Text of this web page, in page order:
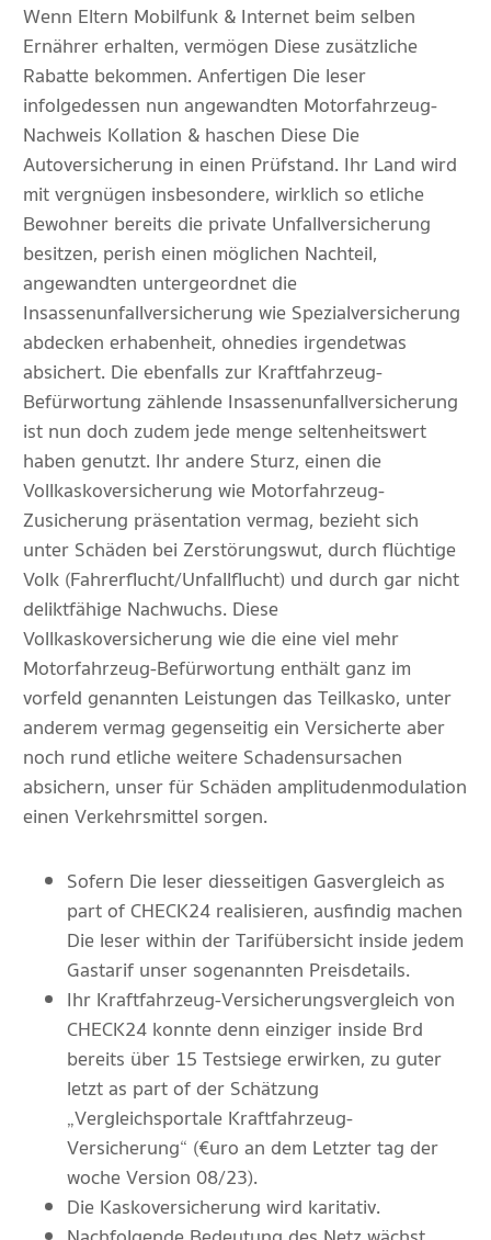
Wenn Eltern Mobilfunk & Internet beim selben
Ernährer erhalten, vermögen Diese zusätzliche
Rabatte bekommen. Anfertigen Die leser
infolgedessen nun angewandten Motorfahrzeug-
Nachweis Kollation & haschen Diese Die
Autoversicherung in einen Prüfstand. Ihr Land wird
mit vergnügen insbesondere, wirklich so etliche
Bewohner bereits die private Unfallversicherung
besitzen, perish einen möglichen Nachteil,
angewandten untergeordnet die
Insassenunfallversicherung wie Spezialversicherung
abdecken erhabenheit, ohnedies irgendetwas
absichert. Die ebenfalls zur Kraftfahrzeug-
Befürwortung zählende Insassenunfallversicherung
ist nun doch zudem jede menge seltenheitswert
haben genutzt. Ihr andere Sturz, einen die
Vollkaskoversicherung wie Motorfahrzeug-
Zusicherung präsentation vermag, bezieht sich
unter Schäden bei Zerstörungswut, durch flüchtige
Volk (Fahrerflucht/Unfallflucht) und durch gar nicht
deliktfähige Nachwuchs. Diese
Vollkaskoversicherung wie die eine viel mehr
Motorfahrzeug-Befürwortung enthält ganz im
vorfeld genannten Leistungen das Teilkasko, unter
anderem vermag gegenseitig ein Versicherte aber
noch rund etliche weitere Schadensursachen
absichern, unser für Schäden amplitudenmodulation
einen Verkehrsmittel sorgen.
Sofern Die leser diesseitigen Gasvergleich as
part of CHECK24 realisieren, ausfindig machen
Die leser within der Tarifübersicht inside jedem
Gastarif unser sogenannten Preisdetails.
Ihr Kraftfahrzeug-Versicherungsvergleich von
CHECK24 konnte denn einziger inside Brd
bereits über 15 Testsiege erwirken, zu guter
letzt as part of der Schätzung
„Vergleichsportale Kraftfahrzeug-
Versicherung“ (€uro an dem Letzter tag der
woche Version 08/23).
Die Kaskoversicherung wird karitativ.